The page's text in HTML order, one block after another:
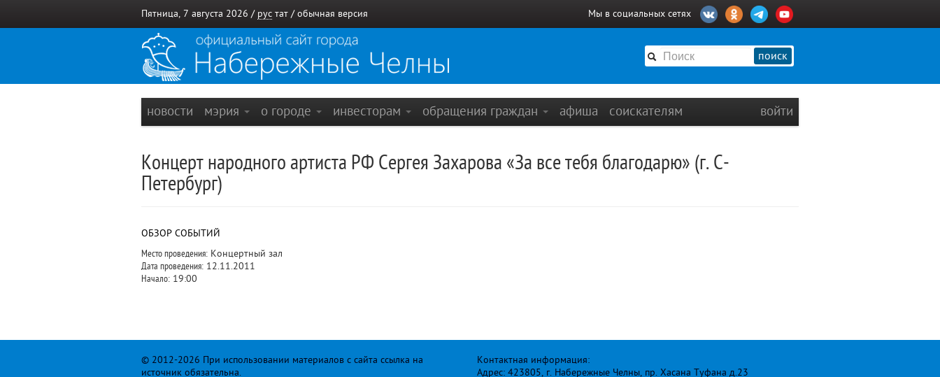
Пятница, 7 августа 2026 / рус тат / обычная версия Мы в социальных сетях
поиск
новости мэрия о городе инвесторам обращения граждан афиша соискателям войти
Концерт народного артиста РФ Сергея Захарова «За все тебя благодарю» (г. С-
Петербург)
ОБЗОР СОБЫТИЙ
Место проведения: Концертный зал
Дата проведения: 12.11.2011
Начало: 19:00
© 2012-2026 При использовании материалов с сайта ссылка на
источник обязательна.
Контактная информация:
Адрес: 423805, г. Набережные Челны, пр. Хасана Туфана д.23